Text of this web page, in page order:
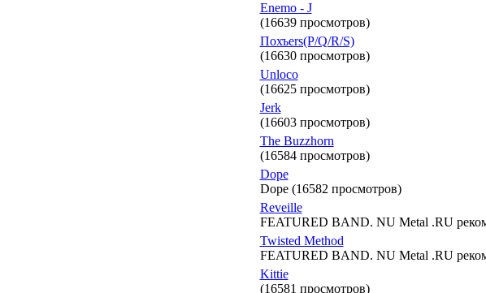
Enemo - J
(16639 просмотров)
Похъers(P/Q/R/S)
(16630 просмотров)
Unloco
(16625 просмотров)
Jerk
(16603 просмотров)
The Buzzhorn
(16584 просмотров)
Dope
Dope (16582 просмотров)
Reveille
FEATURED BAND. NU Metal .RU
Twisted Method
FEATURED BAND. NU Metal .RU
Kittie
(16581 просмотров)